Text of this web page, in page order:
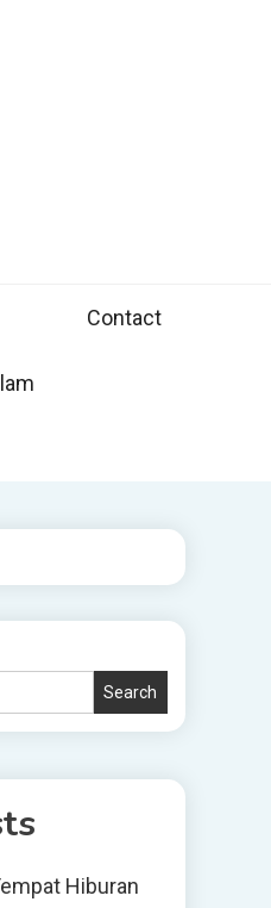
Contact
Search
Hiburan